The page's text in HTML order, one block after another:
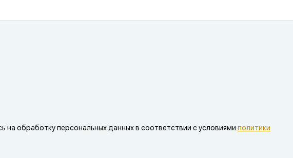
на обработку персональных данных в соответствии с условиями политики